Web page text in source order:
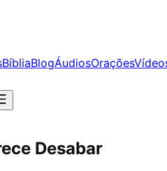
BíbliaBlogÁudiosOrações
Desabar